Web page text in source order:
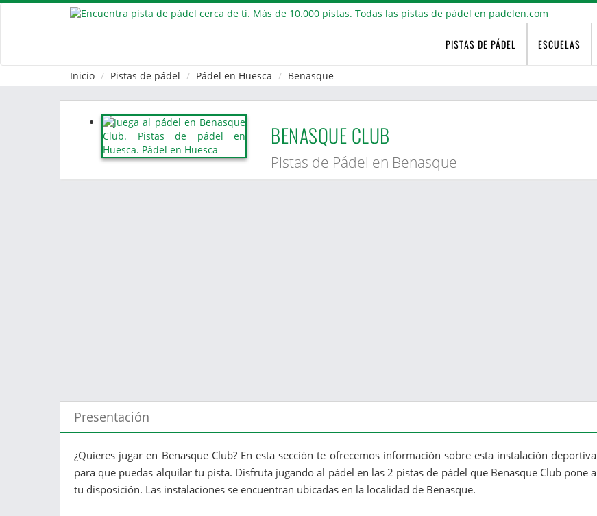
PISTAS DE PÁDEL ESCUELAS
Inicio Pistas de pádel Pádel en Huesca Benasque
BENASQUE CLUB
Pistas de Pádel en Benasque
Presentación
¿Quieres jugar en Benasque Club? En esta sección te ofrecemos información sobre esta instalación deportiva
para que puedas alquilar tu pista. Disfruta jugando al pádel en las 2 pistas de pádel que Benasque Club pone a
tu disposición. Las instalaciones se encuentran ubicadas en la localidad de Benasque.